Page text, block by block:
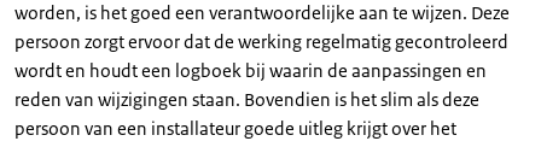
worden, is het goed een verantwoordelijke aan te wijzen. Deze
persoon zorgt ervoor dat de werking regelmatig gecontroleerd
wordt en houdt een logboek bij waarin de aanpassingen en
reden van wijzigingen staan. Bovendien is het slim als deze
persoon van een installateur goede uitleg krijgt over het